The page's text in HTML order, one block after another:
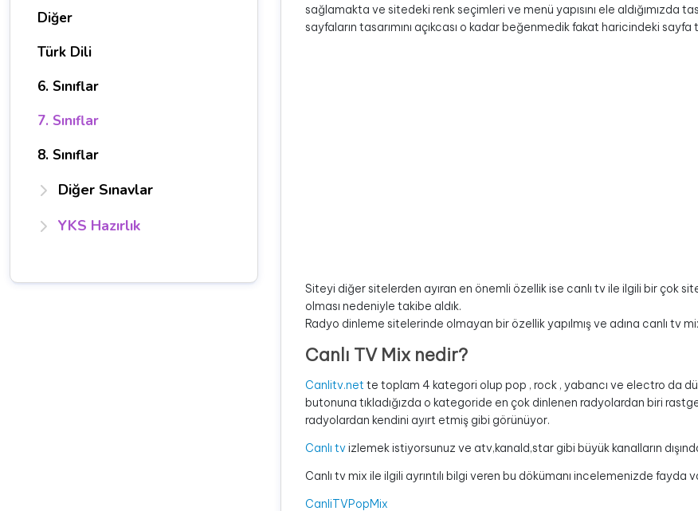
Diğer
Türk Dili
6. Sınıflar
7. Sınıflar
8. Sınıflar
Diğer Sınavlar
YKS Hazırlık
sağlamakta ve sitedeki renk seçimleri ve menü yapısını ele aldığımızda
sayfaların tasarımını açıkcası o kadar beğenmedik fakat haricindeki sayfa
Siteyi diğer sitelerden ayıran en önemli özellik ise canlı tv ile ilgili bir çok
olması nedeniyle takibe aldık.
Radyo dinleme sitelerinde olmayan bir özellik yapılmış ve adına canlı tv
Canlı TV Mix nedir?
Canlitv.net te toplam 4 kategori olup pop , rock , yabancı ve electro da
butonuna tıkladığızda o kategoride en çok dinlenen radyolardan biri
radyolardan kendini ayırt etmiş gibi görünüyor.
Canlı tvizlemek istiyorsunuz ve atv,kanald,star gibi büyük kanalların
Canlı tv mix ile ilgili ayrıntılı bilgi veren bu dökümanı incelemenizde fayda
CanliTVPopMix